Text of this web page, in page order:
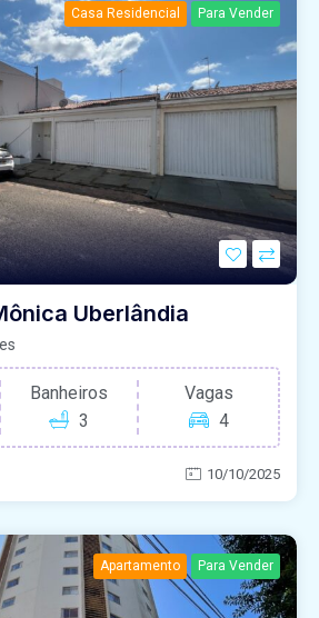
Casa Residencial Para Vender
Uberlândia
Banheiros
3
Vagas
4
10/10/2025
Apartamento Para Vender